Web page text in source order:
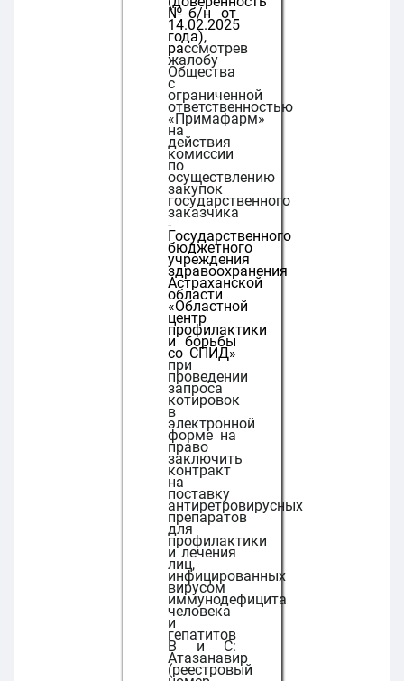
№б/н от
14.02.2025
года),
рассмотрев
жалобу
Общества
с
ограниченной
ответственностью
«Примафарм»
на
действия
комиссии
по
осуществлению
закупок
государственного
заказчика
-
Государственного
бюджетного
учреждения
здравоохранения
Астраханской
области
«Областной
центр
профилактики
и борьбы
со СПИД»
при
проведении
запроса
котировок
в
электронной
форме на
право
заключить
контракт
на
поставку
антиретровирусных
препаратов
для
профилактики
и лечения
лиц,
инфицированных
вирусом
иммунодефицита
человека
и
гепатитов
В и С:
Атазанавир
(реестровый